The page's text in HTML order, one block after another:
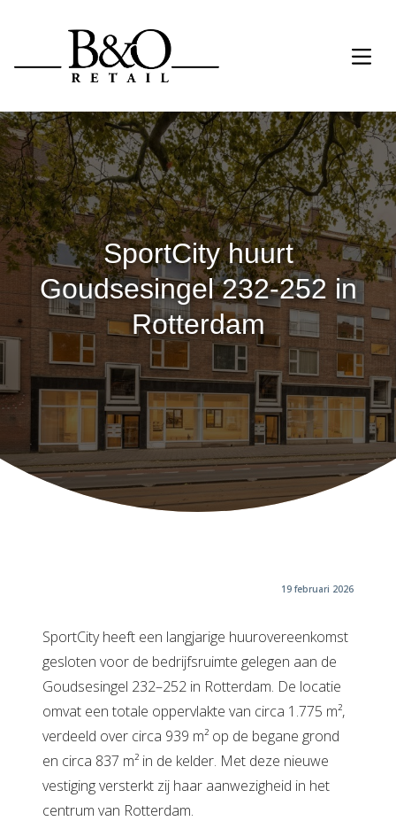
SportCity huurt
Goudsesingel 232-252 in
Rotterdam
19 februari 2026
SportCity heeft een langjarige huurovereenkomst
gesloten voor de bedrijfsruimte gelegen aan de
Goudsesingel 232–252 in Rotterdam. De locatie
omvat een totale oppervlakte van circa 1.775 m²,
verdeeld over circa 939 m² op de begane grond
en circa 837 m² in de kelder. Met deze nieuwe
vestiging versterkt zij haar aanwezigheid in het
centrum van Rotterdam.